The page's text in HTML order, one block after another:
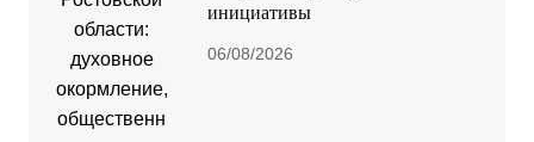
инициативы
06/08/2026